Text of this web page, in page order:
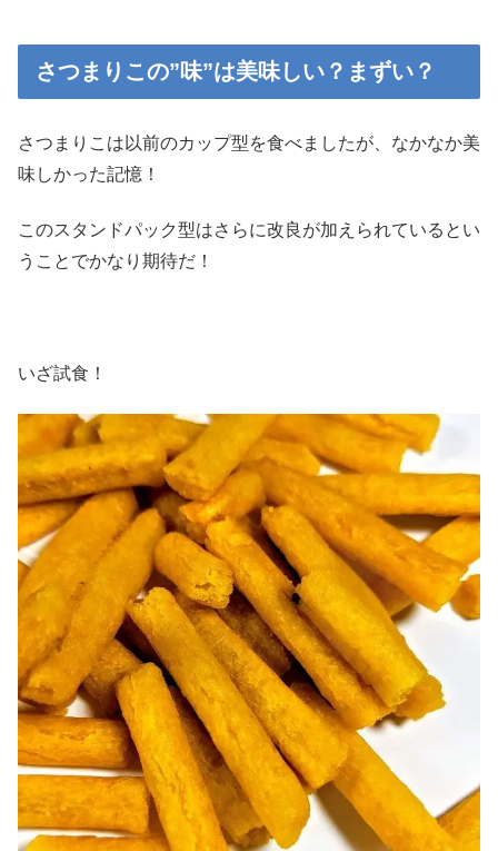
さつまりこの”味”は美味しい？まずい？
さつまりこは以前のカップ型を食べましたが、なかなか美
味しかった記憶！
このスタンドパック型はさらに改良が加えられているとい
うことでかなり期待だ！
いざ試食！